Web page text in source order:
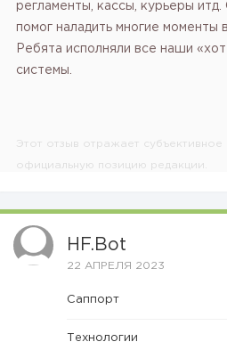
регламенты, кассы, курьеры
помог наладить многие моменты
Ребята исполняли все наши
системы.
Этот отзыв отражает субъективное
официальную позицию редакции.
HF.bot
22 АПРЕЛЯ 2023
Саппорт
Технологии